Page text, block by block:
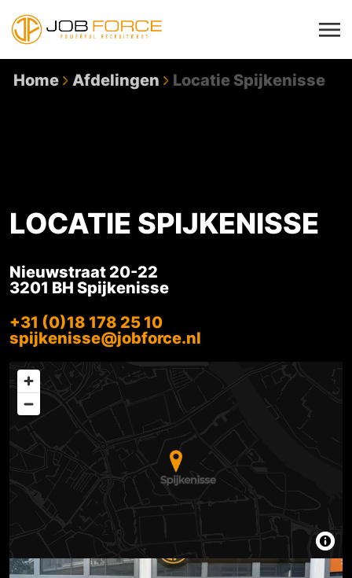
Home Afdelingen Locatie Spijkenisse
LOCATIE SPIJKENISSE
Nieuwstraat 20-22
3201 BH Spijkenisse
+31 (0)18 178 25 10
spijkenisse@jobforce.nl